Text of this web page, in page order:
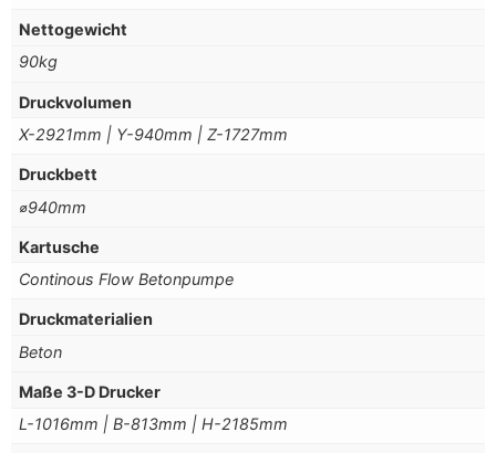
Nettogewicht
90kg
Druckvolumen
X-2921mm | Y-940mm | Z-1727mm
Druckbett
⌀940mm
Kartusche
Continous Flow Betonpumpe
Druckmaterialien
Beton
Maße 3-D Drucker
L-1016mm | B-813mm | H-2185mm